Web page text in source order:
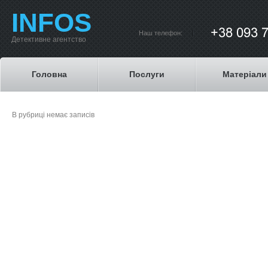
INFOS
Детективне агентство
Головна Послуги Матеріали
Наш телефон:
В рубриці немає записів